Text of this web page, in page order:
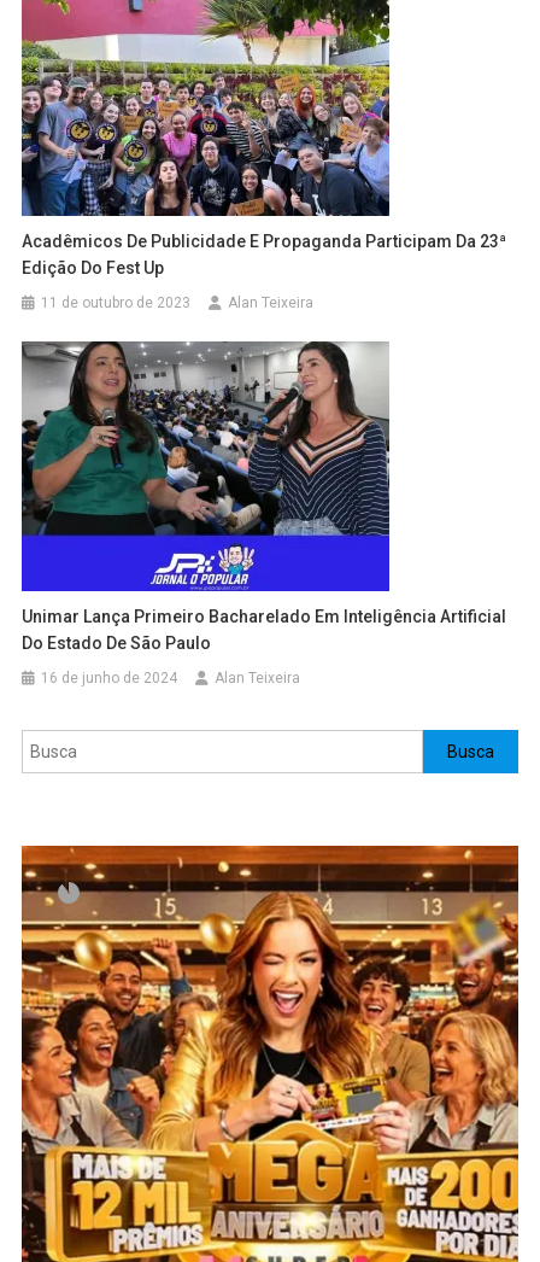
Acadêmicos De Publicidade E Propaganda Participam Da 23ª
Edição Do Fest Up
11 de outubro de 2023 Alan Teixeira
Unimar Lança Primeiro Bacharelado Em Inteligência Artificial
Do Estado De São Paulo
16 de junho de 2024 Alan Teixeira
Pesquisar Busca